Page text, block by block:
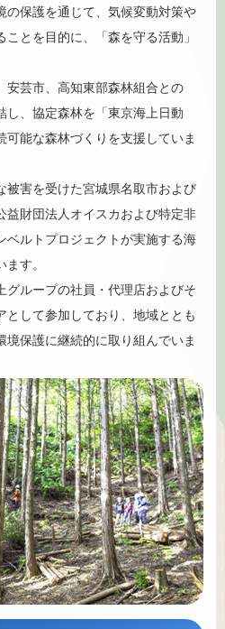
の保護を通じて、気候変動対策や
とを目的に、「森を守る活動」
安芸市、高知東部森林組合との
し、協定森林を「東京海上日動
能な森林づくりを支援していま
被害を受けた宮城県名取市および
益財団法人オイスカおよび特定非
ベルトプロジェクトが実施する海
す。
グループの社員・代理店およびそ
として参加しており、地域ととも
境保護に継続的に取り組んでいま